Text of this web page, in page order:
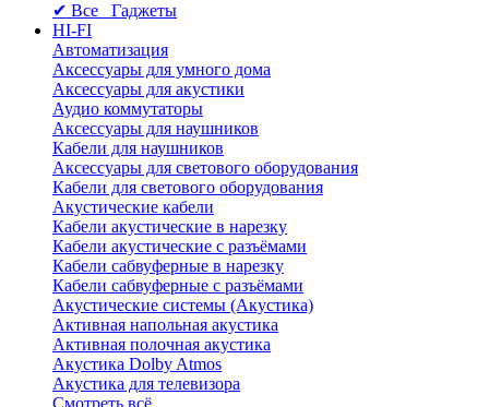
✔ Все Гаджеты
HI-FI
Автоматизация
Аксессуары для умного дома
Аксессуары для акустики
Аудио коммутаторы
Аксессуары для наушников
Кабели для наушников
Аксессуары для светового оборудования
Кабели для светового оборудования
Акустические кабели
Кабели акустические в нарезку
Кабели акустические с разъёмами
Кабели сабвуферные в нарезку
Кабели сабвуферные с разъёмами
Акустические системы (Акустика)
Активная напольная акустика
Активная полочная акустика
Акустика Dolby Atmos
Акустика для телевизора
Смотреть всё